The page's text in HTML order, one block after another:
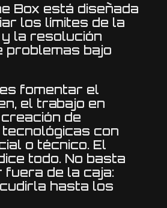
Box está diseñada
los límites de la
la resolución
problemas bajo
fomentar el
el trabajo en
de
con
o técnico. El
todo. No basta
fuera de la caja:
hasta los